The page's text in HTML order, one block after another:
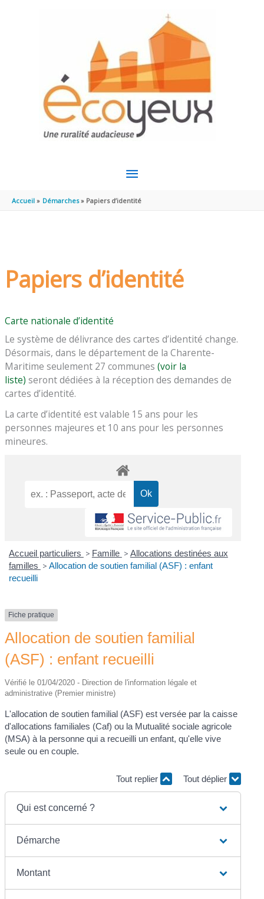
MENU
PRINCIPAL
Accueil Démarches Papiers d’identité
Papiers d’identité
Carte nationale d’identité
Le système de délivrance des cartes d’identité change.
Désormais, dans le département de la Charente-
Maritime seulement 27 communes(voir la
liste) seront dédiées à la réception des demandes de
cartes d’identité.
La carte d’identité est valable 15 ans pour les
personnes majeures et 10 ans pour les personnes
mineures.
Accueil particuliers > Famille > Allocations destinées aux
familles > Allocation de soutien familial (ASF) : enfant
recueilli
Fiche pratique
Allocation de soutien familial
(ASF) : enfant recueilli
Vérifié le 01/04/2020 - Direction de l'information légale et
administrative (Premier ministre)
L'allocation de soutien familial (ASF) est versée par la caisse
d'allocations familiales (Caf) ou la Mutualité sociale agricole
(MSA) à la personne qui a recueilli un enfant, qu'elle vive
seule ou en couple.
Tout replier Tout déplier
Qui est concerné ?
Démarche
Montant